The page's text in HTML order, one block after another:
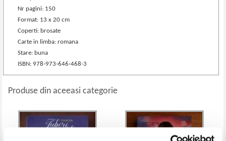
Nr pagini: 150
Format: 13 x 20 cm
Coperti: brosate
Carte in limba: romana
Stare: buna
ISBN: 978-973-646-468-3
Produse din aceeasi categorie